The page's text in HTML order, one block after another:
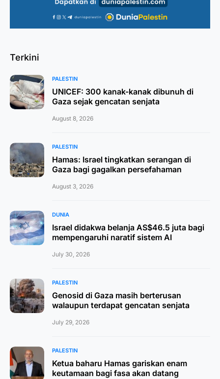
Terkini
PALESTIN
UNICEF: 300 kanak-kanak dibunuh di
Gaza sejak gencatan senjata
August 8, 2026
PALESTIN
Hamas: Israel tingkatkan serangan di
Gaza bagi gagalkan persefahaman
August 3, 2026
DUNIA
Israel didakwa belanja AS$46.5 juta bagi
mempengaruhi naratif sistem AI
July 30, 2026
PALESTIN
Genosid di Gaza masih berterusan
walaupun terdapat gencatan senjata
July 29, 2026
PALESTIN
Ketua baharu Hamas gariskan enam
keutamaan bagi fasa akan datang